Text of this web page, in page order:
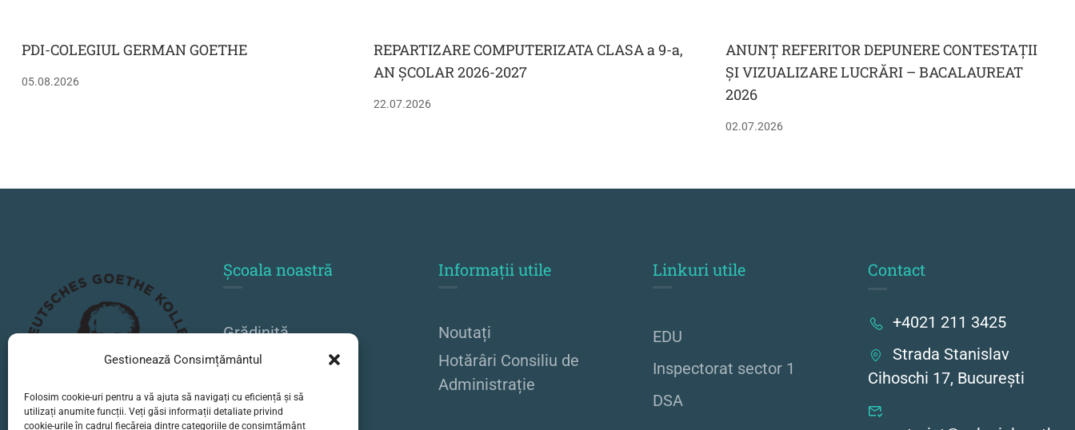
Gestionează Consimțământul
Folosim cookie-uri pentru a vă ajuta să navigați cu eficiență și să
utilizați anumite funcții. Veți găsi informații detaliate privind
cookie-urile în cadrul fiecăreia dintre categoriile de consimțământ
PDI-COLEGIUL GERMAN GOETHE
05.08.2026
REPARTIZARE COMPUTERIZATA CLASA a 9-a,
AN ȘCOLAR 2026-2027
22.07.2026
ANUNȚ REFERITOR DEPUNERE CONTESTAȚII
ȘI VIZUALIZARE LUCRĂRI – BACALAUREAT
2026
02.07.2026
Școala noastră
Grădiniță
Primar
Gimnaziu
Liceu
Informații utile
Noutați
Hotărâri Consiliu de
Administrație
Linkuri utile
EDU
Inspectorat sector 1
DSA
Contact
+4021 211 3425
Strada Stanislav
Cihoschi 17, București